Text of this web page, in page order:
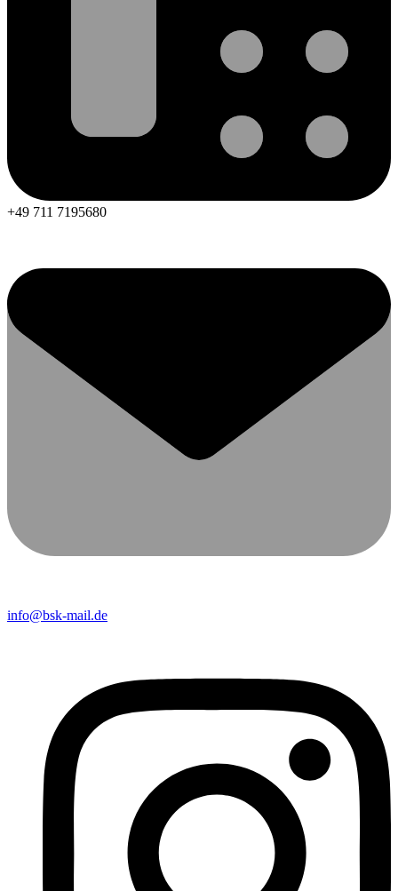
+49 711 7195680
info@bsk-mail.de